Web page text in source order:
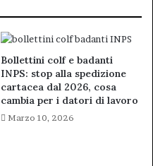
Bollettini colf e badanti
INPS: stop alla spedizione
cartacea dal 2026, cosa
cambia per i datori di lavoro
Marzo 10, 2026